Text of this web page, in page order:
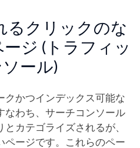
るクリックのな
ジ (トラフィッ
ール)
クかつインデックス可能な
なわち、サーチコンソール
カテゴライズされるが、
ページです。これらのペー